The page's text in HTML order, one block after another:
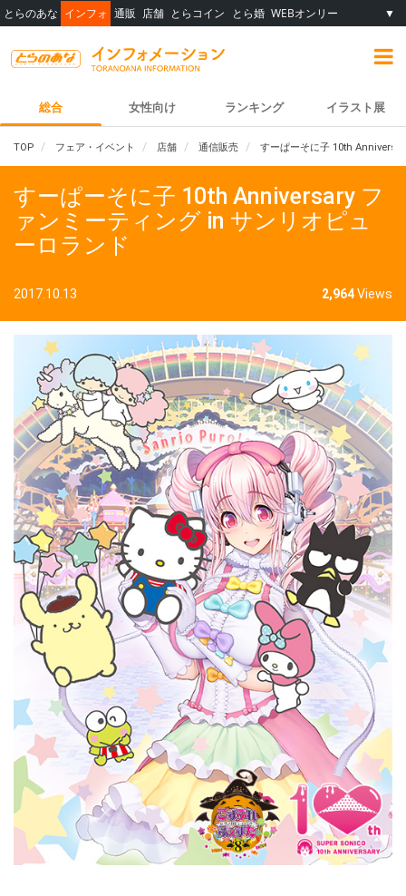
とらのあな インフォ 通販 店舗 とらコイン とら婚 WEBオンリー ▼
総合 女性向け ランキング イラスト展
TOP フェア・イベント 店舗 通信販売 すーぱーそに子 10th
すーぱーそに子 10th Anniversary フ
ァンミーティング in サンリオピュ
ーロランド
2017.10.13 2,964Views